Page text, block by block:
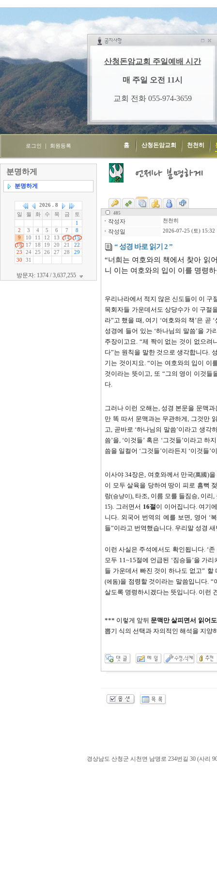
로그인 회원등록 홈 산청돈암교회 천천히
분명하게
분명하게
방문자: 1374 / 3,637,255
485
ㆍ 작성자 천천히
ㆍ 작성일 2026-07-25 (토) 15:32
“ 성경 바로 읽기 2 ”
“너희는 여호와의 책에서 찾아 읽
니 이는 여호와의 입이 이를 명령
우리나라에서 적지 않은 신도들이 이 구
목회자들 가운데서도 상당수가 이 구절
라”고 했을 때, 여기 ‘여호와의 책 ’은 곧 ‘
성경에 들어 있는 ‘하나님의 말씀’을 가
주장이고요. “제 짝이 없는 것이 없으려
다”는 원칙을 말한 것으로 생각합니다.
기는 것이지요.“이는 여호와의 입이 이
것이라는 뜻이고, 또 “그의 영이 이것들
다.
그러나 이런 오해는, 성경 본문을 문맥
만 똑 따서 문맥과는 무관하게, 그것만
고, 곧바로 ‘하나님의 말씀’이라고 생각
씀’을, ‘이것들’ 혹은 ‘그것들’이라고 하
씀을 일컬어 ‘그것들’이라든지 ‘이것들’
이사야34장은, 여호와께서 만국(萬國 )을
이 모두 살육을 당하여 땅이 피로 흠뻑
랑(승냥이 ), 타조, 이름 모를 들짐승, 이리,
15). 그러면서 16절이 이어집니다. 여기
니다. 외국어 번역의 예를 보면, 영어 ‘
들”이라고 번역했습니다. 우리말 성경
이런 사실은 주석에서도 확인됩니다. ‘존
모두 11~15절에 언급된 ‘짐승들’을 가리
들 가운데서 빠진 것이 하나도 없고” 할
(에돔)을 점령할 것이라는 말씀입니다. “
살도록 명령하시겠다는 뜻입니다. 이런
*** 이렇게 앞뒤 문맥만 살피면서 읽어도
뽑기 식의 선택과 자의적인 해석을 지양
경상남도 산청군 시천면 남명로 234번길 30 (사리